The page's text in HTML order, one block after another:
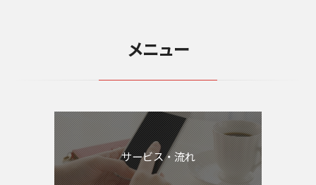
メニュー
サービス・流れ